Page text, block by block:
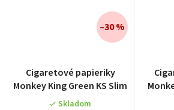
Cigaretové papieriky
Monkey King Green KS Slim
Skladom
–30 %